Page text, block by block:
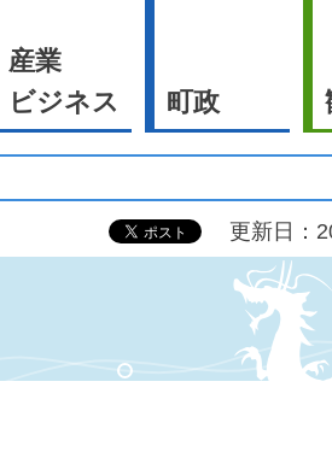
産業
ビジネス
町政
更新日：